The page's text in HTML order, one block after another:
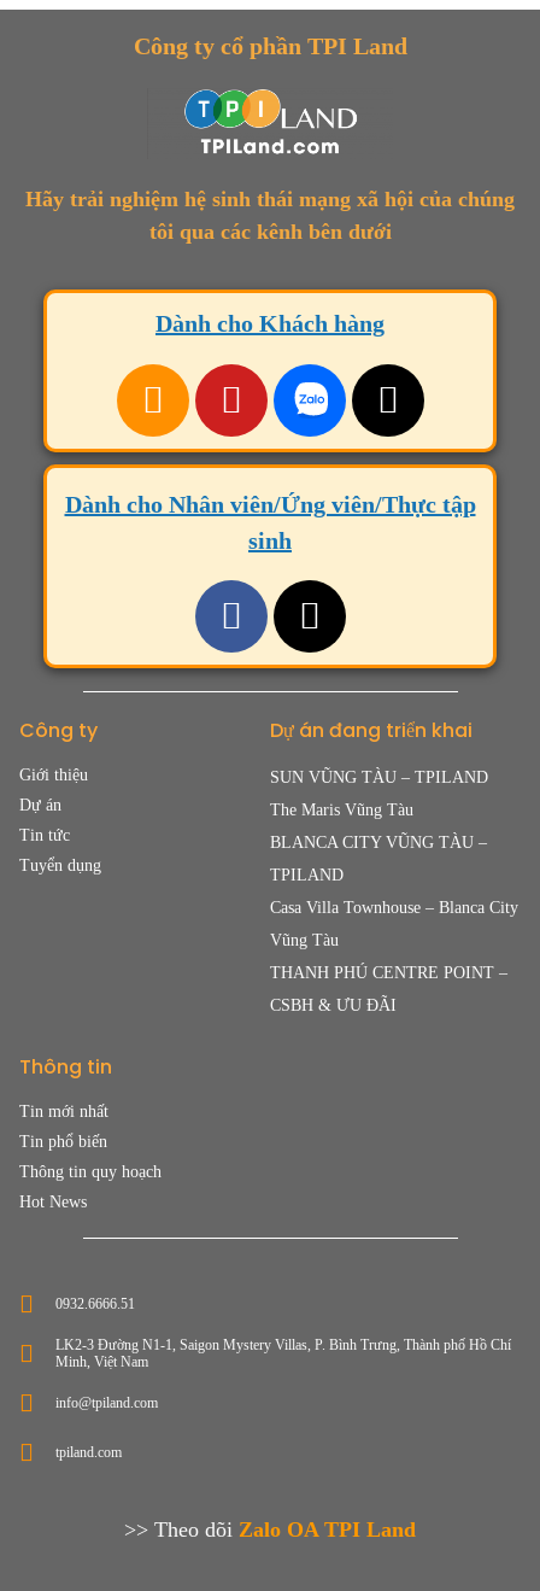
Công ty cổ phần TPI Land
Hãy trải nghiệm hệ sinh thái mạng xã hội của chúng
tôi qua các kênh bên dưới
Dành cho Khách hàng
Dành cho Nhân viên/Ứng viên/Thực tập
sinh
Công ty
Giới thiệu
Dự án
Tin tức
Tuyển dụng
Dự án đang triển khai
SUN VŨNG TÀU – TPILAND
The Maris Vũng Tàu
BLANCA CITY VŨNG TÀU –
TPILAND
Casa Villa Townhouse – Blanca City
Vũng Tàu
THANH PHÚ CENTRE POINT –
CSBH & ƯU ĐÃI
Thông tin
Tin mới nhất
Tin phổ biến
Thông tin quy hoạch
Hot News
0932.6666.51
LK2-3 Đường N1-1, Saigon Mystery Villas, P. Bình Trưng, Thành phố Hồ Chí
Minh, Việt Nam
info@tpiland.com
tpiland.com
>> Theo dõi Zalo OA TPI Land